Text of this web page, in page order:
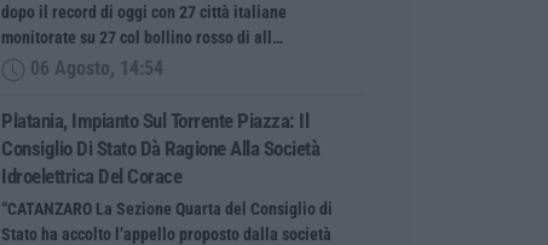
dopo il record di oggi con 27 città italiane
monitorate su 27 col bollino rosso di all…
06 Agosto, 14:54
Platania, Impianto Sul Torrente Piazza: Il
Consiglio Di Stato Dà Ragione Alla Società
Idroelettrica Del Corace
“CATANZARO La Sezione Quarta del Consiglio di
Stato ha accolto l’appello proposto dalla società